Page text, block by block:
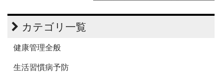
カテゴリ一覧
健康管理全般
生活習慣病予防